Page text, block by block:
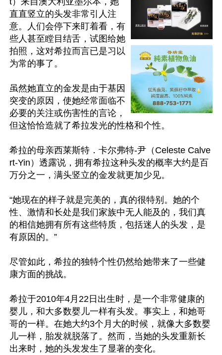
直直竖立的头发非常引人注
意。人们会停下来盯着看，有
些人甚至瞠目结舌，试图给她
拍照，这对希拉而言已是习以
为常的事了。
虽然她直立的金发是由于基因
突变的原因，使她经常面临不
必要的关注或伤害性的言论，
但这恰恰造就了希拉发光的性格和个性。
希拉的母亲西莱斯特．卡尔弗特-尹（Celeste Calve
rt-Yin）透露说，拥有希拉这种头发的概率大约是百
万分之一，满头竖立的金发就更加少见。
“她现在的样子就是完美的，真的很特别。她的个
性、激情和长处是我们家族中无人能及的，我们真
的相信她拥有所有这些特质，包括迷人的头发，是
有原因的。”
尽管如此，希拉的独特个性仍然给她带来了一些健
康方面的挑战。
希拉于2010年4月22日出生时，是一个非常健康的
婴儿，和大多数婴儿一样有头发。事实上，和她哥
哥的一样。在她大约3个月大的时候，就像大多数婴
儿一样，胎发就脱落了。然而，当她的头发重新长
出来时，她的头发发生了显著的变化。